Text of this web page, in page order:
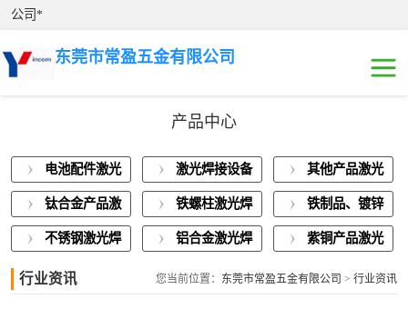
公司*
东莞市常盈五金有限公司
产品中心
电池配件激光
焊接
激光焊接设备
展示
其他产品激光
焊接
钛合金产品激
光焊接
铁螺柱激光焊
接加工
铁制品、镀锌
板激光焊接
不锈钢激光焊
铝合金激光焊
紫铜产品激光
行业资讯 您当前位置： 东莞市常盈五金有限公司 > 行业资讯
接
激光焊接设备展
示
其他产品激光焊